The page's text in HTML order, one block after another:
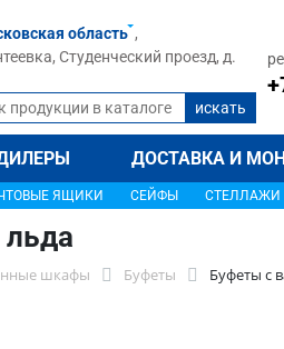
область ,
Студенческий проезд, д.
ДОСТАВКА И
ЯЩИКИ СЕЙФЫ СТЕЛЛАЖИ
шкафы Буфеты Буфеты с